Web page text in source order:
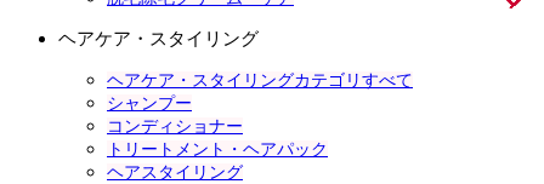
ヘアケア・スタイリング
ヘアケア・スタイリングカテゴリすべて
シャンプー
コンディショナー
トリートメント・ヘアパック
ヘアスタイリング